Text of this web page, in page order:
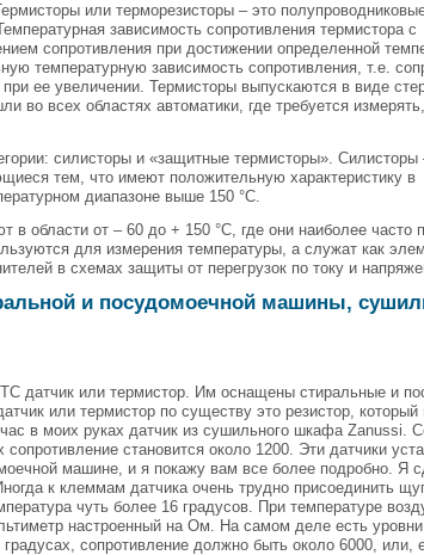
или терморезисторы – это
зависимость сопротивления термистора с
сопротивления при достижении определенной
температурную зависимость сопротивления, т.е.
ее увеличении. Термисторы выпускаются в виде
во всех областях автоматики, где требуется измерять,
силисторы и «защитные термисторы». Силисторы
тем, что имеют положительную характеристику в
диапазоне выше 150 °С.
области от – 60 до + 150 °С, где они наиболее часто
для измерения температуры, а служат как
в схемах защиты от перегрузок по току и
и посудомоечной машины,
датчик или термистор. Им оснащены стиральные и
или термистор по существу это резистор, который
в моих руках датчик из сушильного шкафа Zanussi.
становится около 1200. Эти датчики
машине, и я покажу вам все более подробно. Я
к клеммам датчика очень трудно присоединить
чуть более 16 градусов. При температуре
настроенный на Ом. На самом деле есть
сопротивление должно быть около 6000, или,